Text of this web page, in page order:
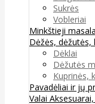
Sukrės
Vobleriai
Minkštieji
Dėžės, dėžutės,
Dėklai
Dėžutės
Kuprinės,
Pavadėliai ir jų
Valai